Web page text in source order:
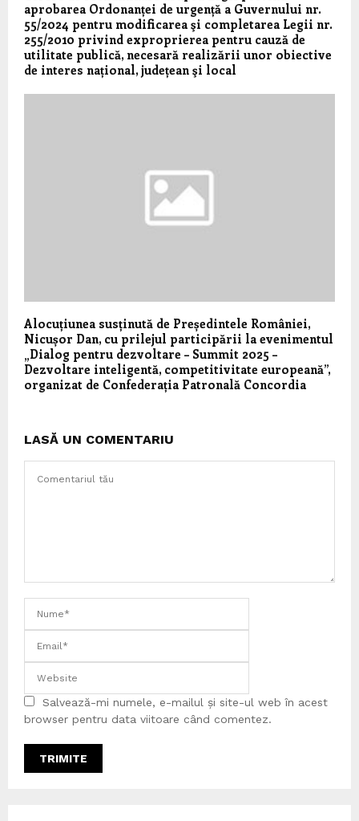
aprobarea Ordonanței de urgență a Guvernului nr.
55/2024 pentru modificarea şi completarea Legii nr.
255/2010 privind exproprierea pentru cauză de
utilitate publică, necesară realizării unor obiective
de interes național, județean şi local
Alocuțiunea susținută de Președintele României,
Nicușor Dan, cu prilejul participării la evenimentul
„Dialog pentru dezvoltare – Summit 2025 –
Dezvoltare inteligentă, competitivitate europeană”,
organizat de Confederația Patronală Concordia
LASĂ UN COMENTARIU
Salvează-mi numele, e-mailul și site-ul web în acest
browser pentru data viitoare când comentez.